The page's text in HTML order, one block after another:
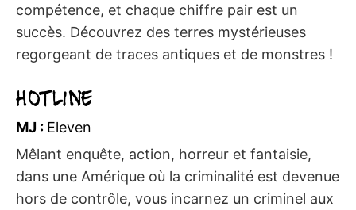
compétence, et chaque chiffre pair est un
succès. Découvrez des terres mystérieuses
regorgeant de traces antiques et de monstres !
Hotline
MJ : Eleven
Mêlant enquête, action, horreur et fantaisie,
dans une Amérique où la criminalité est devenue
hors de contrôle, vous incarnez un criminel aux